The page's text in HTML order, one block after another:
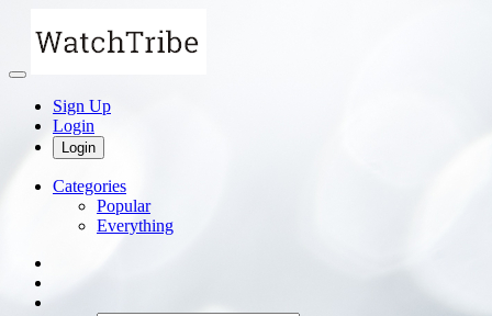
Sign Up
Login
Login
Categories
Popular
Everything